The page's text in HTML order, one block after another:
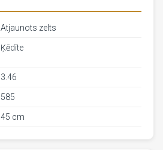
Atjaunots zelts
Ķēdīte
3.46
585
45 cm